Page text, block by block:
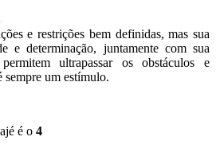
e restrições bem definidas, mas sua
e determinação, juntamente com sua
ultrapassar os obstáculos e
sempre um estímulo.
é o 4